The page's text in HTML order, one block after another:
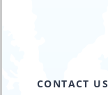
CONTACT US